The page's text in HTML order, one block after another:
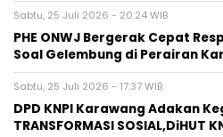
Sabtu, 25 Juli 2026 - 20:24 WIB
PHE ONWJ Bergerak Cepat
Soal Gelembung di Perairan
Sabtu, 25 Juli 2026 - 17:37 WIB
DPD KNPI Karawang Adakan
TRANSFORMASI SOSIAL,DiHUT